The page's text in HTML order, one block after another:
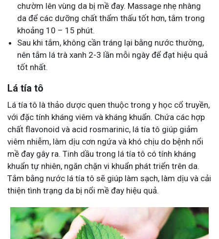
chườm lên vùng da bị mề đay. Massage nhẹ nhàng
da để các dưỡng chất thẩm thấu tốt hơn, tắm trong
khoảng 10 – 15 phút.
Sau khi tắm, không cần tráng lại bằng nước thường,
nên tắm lá trà xanh 2-3 lần mỗi ngày để đạt hiệu quả
tốt nhất.
Lá tía tô
Lá tía tô là thảo dược quen thuộc trong y học cổ truyền,
với đặc tính kháng viêm và kháng khuẩn. Chứa các hợp
chất flavonoid và acid rosmarinic, lá tía tô giúp giảm
viêm nhiễm, làm dịu cơn ngứa và khó chịu do bệnh nổi
mề đay gây ra. Tinh dầu trong lá tía tô có tính kháng
khuẩn tự nhiên, ngăn chặn vi khuẩn phát triển trên da.
Tắm bằng nước lá tía tô sẽ giúp làm sạch, làm dịu và cải
thiện tình trạng da bị nổi mề đay hiệu quả.